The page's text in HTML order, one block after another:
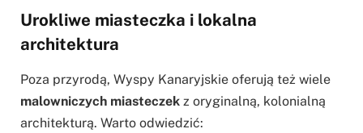
Urokliwe miasteczka i lokalna
architektura
Poza przyrodą, Wyspy Kanaryjskie oferują też wiele
malowniczych miasteczek z oryginalną, kolonialną
architekturą. Warto odwiedzić: